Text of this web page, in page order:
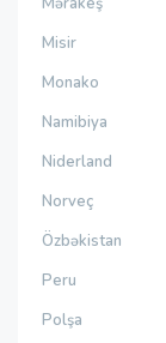
Misir
Monako
Namibiya
Niderland
Norveç
Özbəkistan
Peru
Polşa